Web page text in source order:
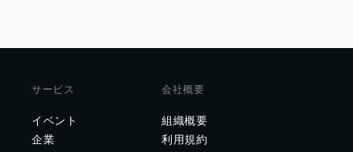
サービス
イベント
企業
会社概要
組織概要
利用規約